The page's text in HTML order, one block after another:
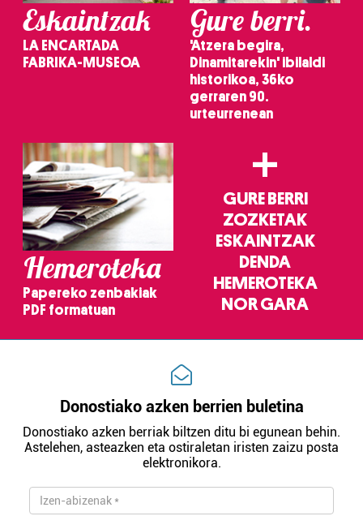
Eskaintzak
LA ENCARTADA
FABRIKA-MUSEOA
Gure berri.
'Atzera begira,
Dinamitarekin' ibilaldi
historikoa, 36ko
gerraren 90.
urteurrenean
Hemeroteka
Papereko zenbakiak
PDF formatuan
+
GURE BERRI
ZOZKETAK
ESKAINTZAK
DENDA
HEMEROTEKA
NOR GARA
Donostiako azken berrien buletina
Donostiako azken berriak biltzen ditu bi egunean behin.
Astelehen, asteazken eta ostiraletan iristen zaizu posta
elektronikora.